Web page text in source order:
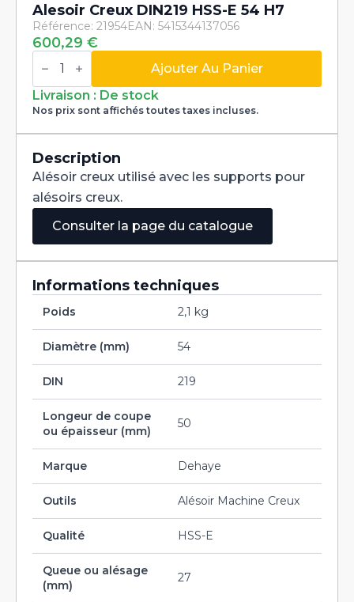
Alesoir Creux DIN219 HSS-E 54 H7
Référence: 21954EAN: 5415344137056
600,29 €
quantité
de
Creux
DIN219
HSS-
E
H7
Ajouter Au Panier
Livraison : De stock
Nos prix sont affichés toutes taxes incluses.
Description
Alésoir creux utilisé avec les supports pour
alésoirs creux.
Consulter la page du catalogue
Informations techniques
Poids 2,1 kg
Diamètre (mm) 54
DIN 219
Longeur de coupe
ou épaisseur (mm)
50
Marque Dehaye
Outils Alésoir Machine Creux
Qualité HSS-E
Queue ou alésage
(mm)
27